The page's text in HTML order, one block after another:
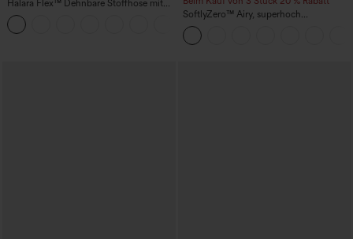
Halara Flex™ Dehnbare Stoffhose mit
hohem Bund und Seitentasche hinten
SoftlyZero™ Airy, superhoch
geschnittene 2-in-1 InstantCool Yoga-
Shorts 7" mit Taschen